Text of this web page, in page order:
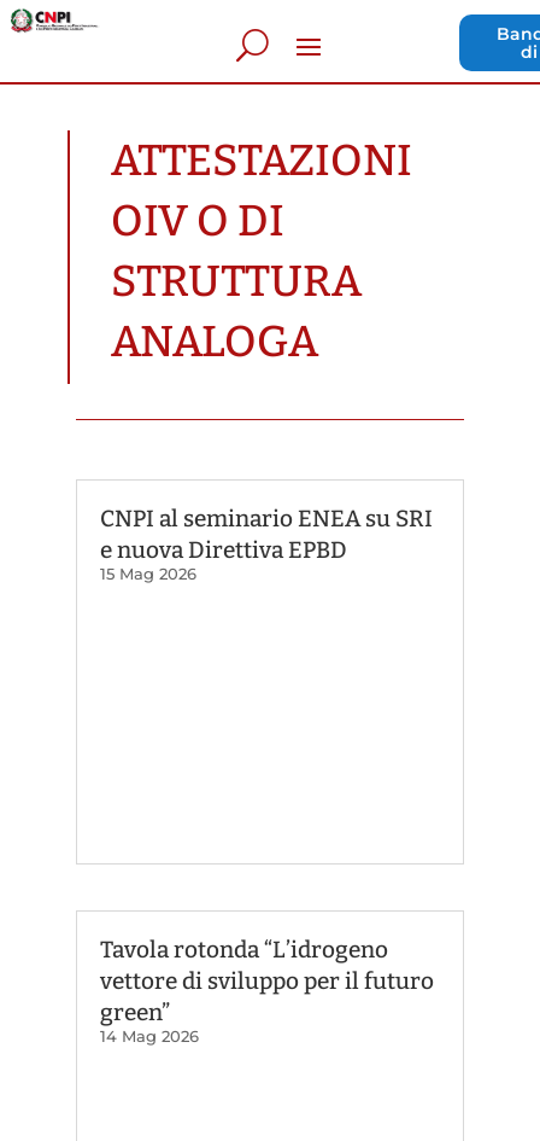
ATTESTAZIONI
OIV O DI
STRUTTURA
ANALOGA
CNPI al seminario ENEA su SRI
e nuova Direttiva EPBD
15 Mag 2026
Tavola rotonda “L’idrogeno
vettore di sviluppo per il futuro
green”
14 Mag 2026